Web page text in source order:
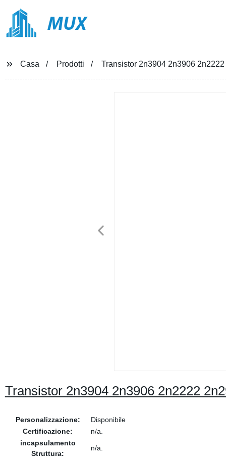
MUX
Casa Prodotti Transistor 2n3904 2n3906
Transistor 2n3904 2n3906 2n2222
Personalizzazione:
Disponibile
Certificazione:
n/a.
incapsulamento
Struttura:
n/a.